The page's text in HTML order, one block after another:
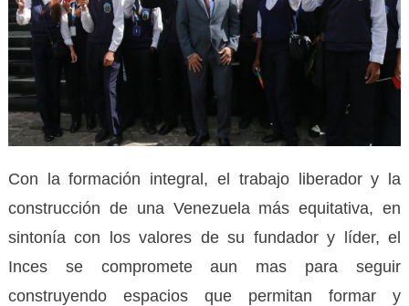
Con la formación integral, el trabajo liberador y la
construcción de una Venezuela más equitativa, en
sintonía con los valores de su fundador y líder, el
Inces se compromete aun mas para seguir
construyendo espacios que permitan formar y